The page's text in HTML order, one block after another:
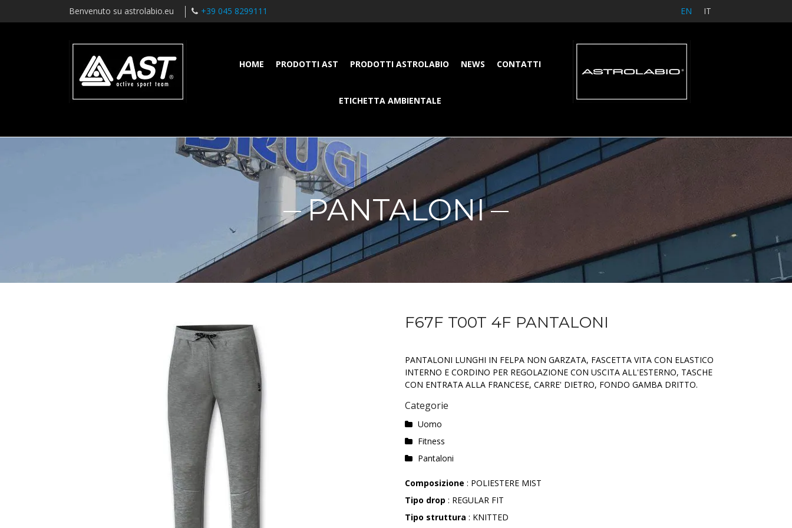
Benvenuto su astrolabio.eu +39 045 8299111 EN IT
HOME PRODOTTI AST PRODOTTI ASTROLABIO NEWS CONTATTI
ETICHETTA AMBIENTALE
PANTALONI
F67F T00T 4F PANTALONI
PANTALONI LUNGHI IN FELPA NON GARZATA, FASCETTA VITA CON ELASTICO
INTERNO E CORDINO PER REGOLAZIONE CON USCITA ALL'ESTERNO, TASCHE
CON ENTRATA ALLA FRANCESE, CARRE' DIETRO, FONDO GAMBA DRITTO.
Categorie
Uomo
Fitness
Pantaloni
Composizione : POLIESTERE MIST
Tipo drop : REGULAR FIT
Tipo struttura : KNITTED